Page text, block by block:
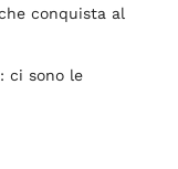
conquista al
ci sono le